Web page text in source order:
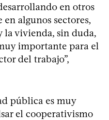
en otros
en algunos sectores,
la vivienda, sin duda,
importante para el
del trabajo”,
pública es muy
el cooperativismo